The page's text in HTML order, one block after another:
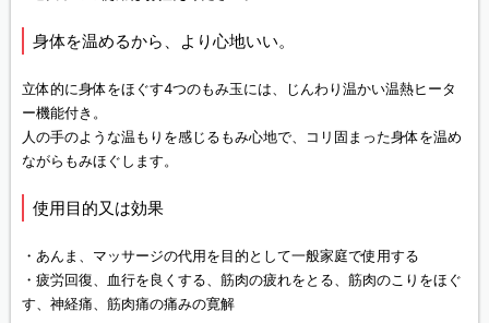
身体を温めるから、より心地いい。
立体的に身体をほぐす4つのもみ玉には、じんわり温かい温熱ヒータ
ー機能付き。
人の手のような温もりを感じるもみ心地で、コリ固まった身体を温め
ながらもみほぐします。
使用目的又は効果
・あんま、マッサージの代用を目的として一般家庭で使用する
・疲労回復、血行を良くする、筋肉の疲れをとる、筋肉のこりをほぐ
す、神経痛、筋肉痛の痛みの寛解